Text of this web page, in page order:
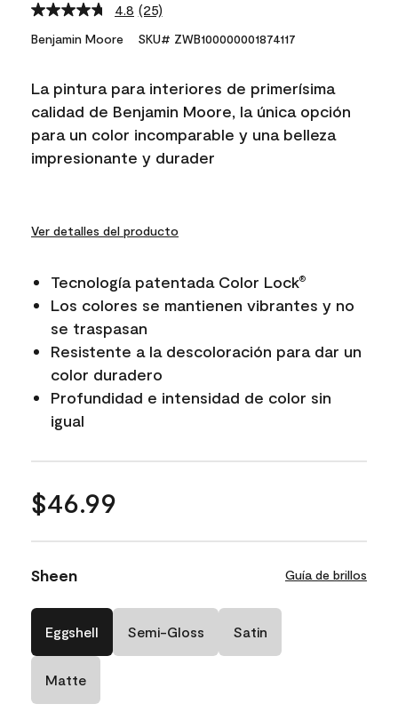
4.8 Read
25
Reviews.
link.
(25)
Benjamin Moore SKU# ZWB100000001874117
La pintura para interiores de primerísima
calidad de Benjamin Moore, la única opción
para un color incomparable y una belleza
impresionante y durader
Ver detalles del producto
Tecnología patentada Color Lock®
Los colores se mantienen vibrantes y no
se traspasan
Resistente a la descoloración para dar un
color duradero
Profundidad e intensidad de color sin
igual
$46.99
Sheen Guía de brillos
Eggshell Semi-Gloss Satin
Matte